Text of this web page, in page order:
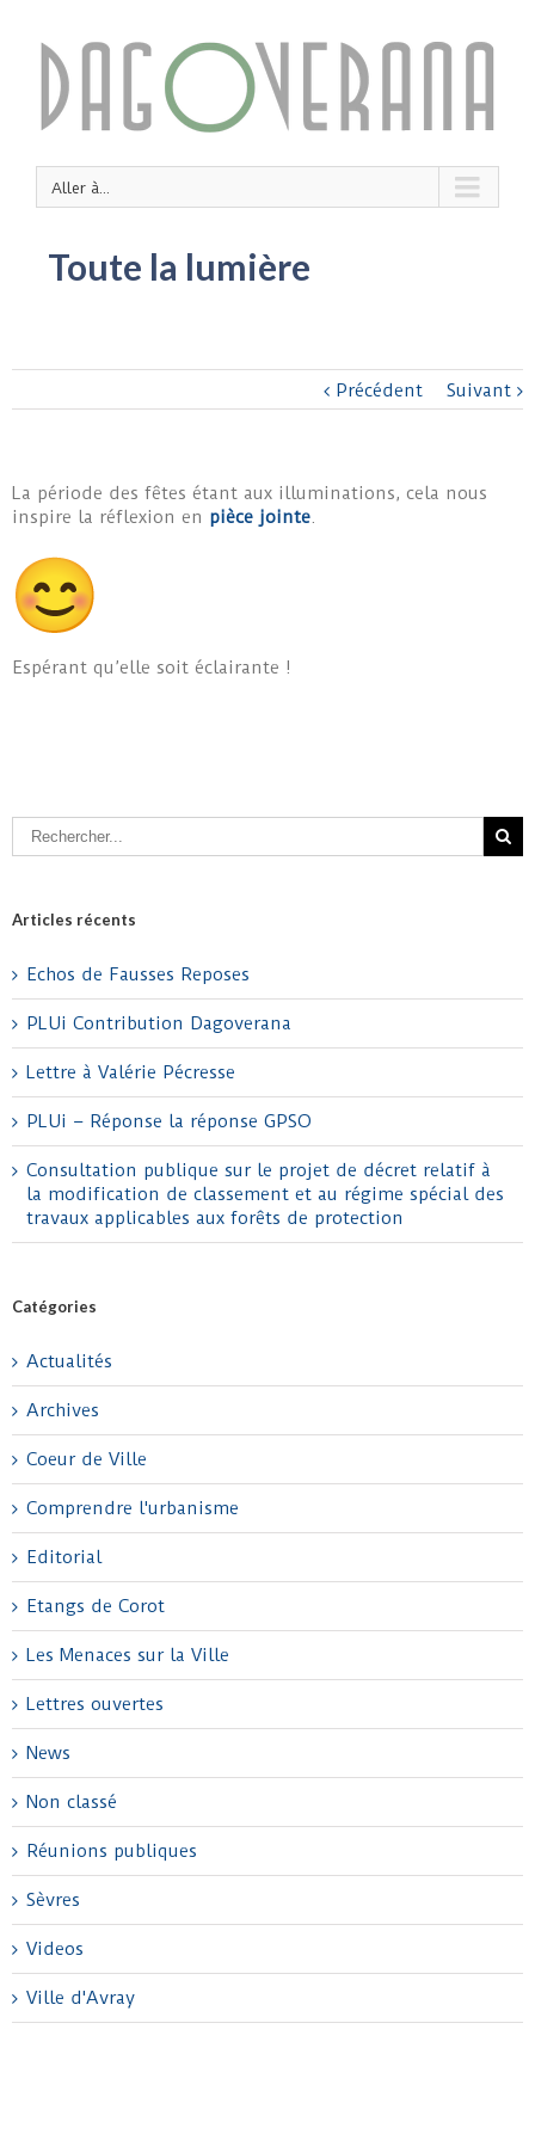
Aller à...
Toute la lumière
Précédent Suivant
La période des fêtes étant aux illuminations, cela nous
inspire la réflexion en pièce jointe.
Espérant qu’elle soit éclairante !
Articles récents
Echos de Fausses Reposes
PLUi Contribution Dagoverana
Lettre à Valérie Pécresse
PLUi – Réponse la réponse GPSO
Consultation publique sur le projet de décret relatif à
la modification de classement et au régime spécial des
travaux applicables aux forêts de protection
Catégories
Actualités
Archives
Coeur de Ville
Comprendre l'urbanisme
Editorial
Etangs de Corot
Les Menaces sur la Ville
Lettres ouvertes
News
Non classé
Réunions publiques
Sèvres
Videos
Ville d'Avray